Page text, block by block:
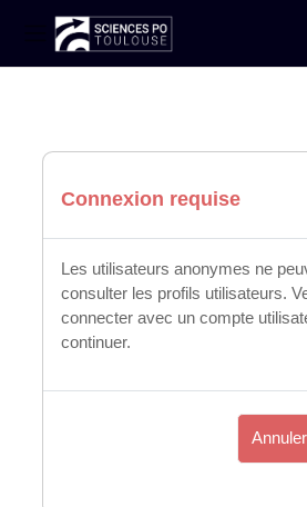
Panneau latéral
Connexion requise
Les utilisateurs anonymes ne
consulter les profils utilisateurs.
connecter avec un compte
continuer.
Annuler